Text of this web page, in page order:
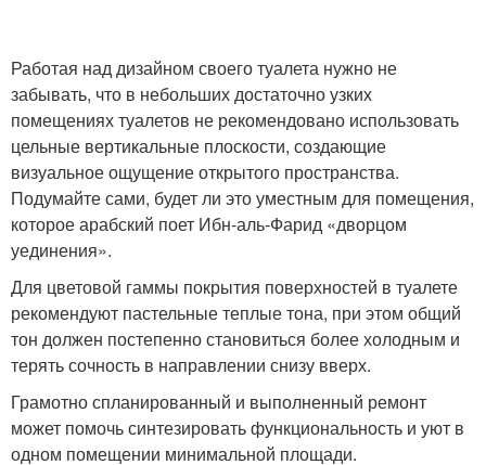
Работая над дизайном своего туалета нужно не
забывать, что в небольших достаточно узких
помещениях туалетов не рекомендовано использовать
цельные вертикальные плоскости, создающие
визуальное ощущение открытого пространства.
Подумайте сами, будет ли это уместным для помещения,
которое арабский поет Ибн-аль-Фарид «дворцом
уединения».
Для цветовой гаммы покрытия поверхностей в туалете
рекомендуют пастельные теплые тона, при этом общий
тон должен постепенно становиться более холодным и
терять сочность в направлении снизу вверх.
Грамотно спланированный и выполненный ремонт
может помочь синтезировать функциональность и уют в
одном помещении минимальной площади.